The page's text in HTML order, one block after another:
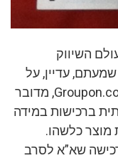
השיווק
עדיין, על
האתר האמריקני שעשה מהפכה – Groupon.com, מדובר
ברכישות במידה
מוצר כלשהו.
שא”א לסרב